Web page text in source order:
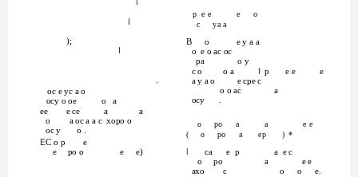
);
.
oc e yc a o
ocy o oe
o a
ee e ce a a
o a oc a a c xopo o
oc y
o .
(C o p
e
e po o e e)
p e e e o
c ya a
B o
e y a a
o e o ac oc
pa
o y
c o
o a , p e e e
a y a o e cpe c
o o ac
a
ocy
.
o po a a e e
( o po a ep ) *
ca e p
a e c
o
po a e e
axo c o o
e.